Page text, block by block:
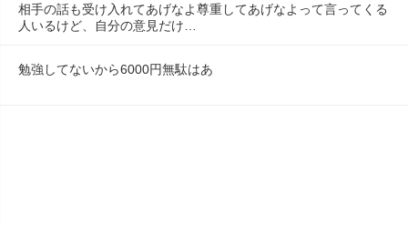
相手の話も受け入れてあげなよ尊重してあげなよって言ってくる
人いるけど、自分の意見だけ…
勉強してないから6000円無駄はあ